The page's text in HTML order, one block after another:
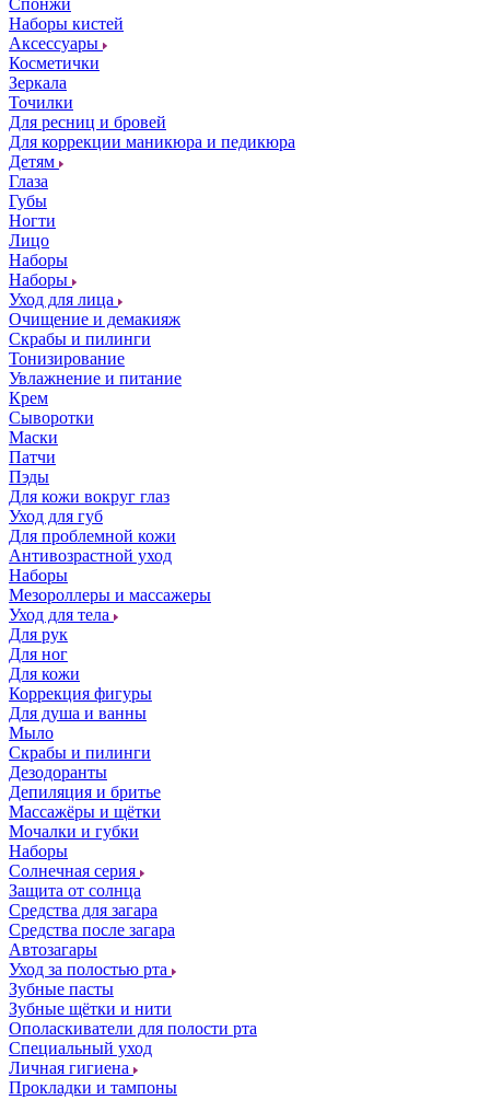
Спонжи
Наборы кистей
Аксессуары
Косметички
Зеркала
Точилки
Для ресниц и бровей
Для коррекции маникюра и педикюра
Детям
Глаза
Губы
Ногти
Лицо
Наборы
Наборы
Уход для лица
Очищение и демакияж
Скрабы и пилинги
Тонизирование
Увлажнение и питание
Крем
Сыворотки
Маски
Патчи
Пэды
Для кожи вокруг глаз
Уход для губ
Для проблемной кожи
Антивозрастной уход
Наборы
Мезороллеры и массажеры
Уход для тела
Для рук
Для ног
Для кожи
Коррекция фигуры
Для душа и ванны
Мыло
Скрабы и пилинги
Дезодоранты
Депиляция и бритье
Массажёры и щётки
Мочалки и губки
Наборы
Солнечная серия
Защита от солнца
Средства для загара
Средства после загара
Автозагары
Уход за полостью рта
Зубные пасты
Зубные щётки и нити
Ополаскиватели для полости рта
Специальный уход
Личная гигиена
Прокладки и тампоны